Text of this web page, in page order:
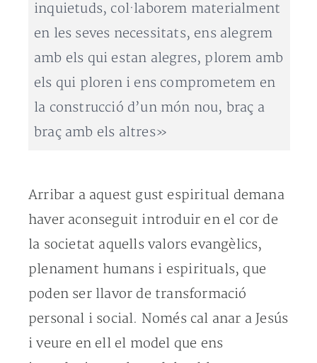
inquietuds, col·laborem materialment
en les seves necessitats, ens alegrem
amb els qui estan alegres, plorem amb
els qui ploren i ens comprometem en
la construcció d’un món nou, braç a
braç amb els altres»
Arribar a aquest gust espiritual demana
haver aconseguit introduir en el cor de
la societat aquells valors evangèlics,
plenament humans i espirituals, que
poden ser llavor de transformació
personal i social. Només cal anar a Jesús
i veure en ell el model que ens